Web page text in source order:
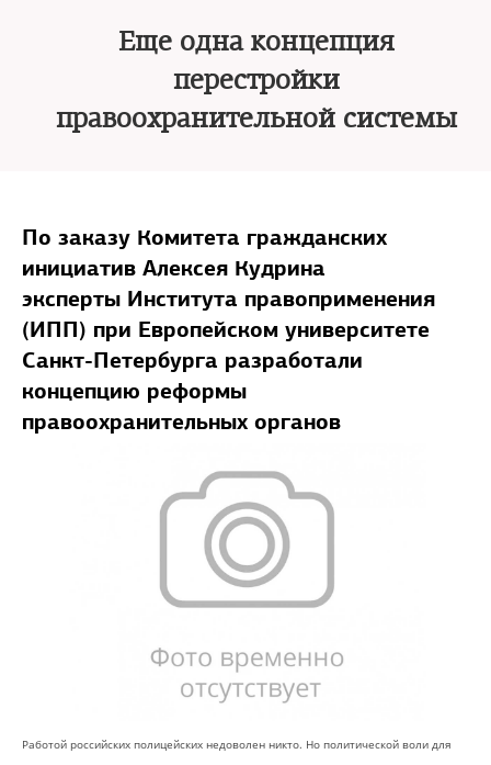
Еще одна концепция
перестройки
правоохранительной системы
По заказу Комитета гражданских
инициатив Алексея Кудрина
эксперты Института правоприменения
(ИПП) при Европейском университете
Санкт-Петербурга разработали
концепцию реформы
правоохранительных органов
Работой российских полицейских недоволен никто. Но политической воли для